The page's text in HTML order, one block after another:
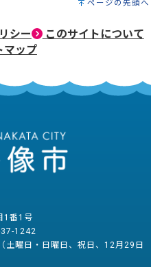
ページの先頭へ
シー
このサイトについて
ップ
1番1号
1242
土曜日・日曜日、祝日、12月29日